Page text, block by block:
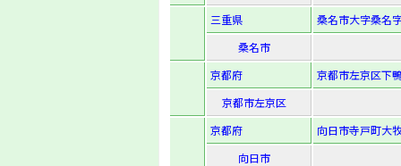
三重県
桑名市大字桑名
桑名市
京都府
京都市左京区下
京都市左京区
京都府
向日市寺戸町大
向日市